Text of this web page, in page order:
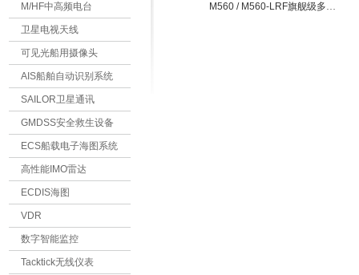
M/HF中高频电台
卫星电视天线
可见光船用摄像头
AIS船舶自动识别系统
SAILOR卫星通讯
GMDSS安全救生设备
ECS船载电子海图系统
高性能IMO雷达
ECDIS海图
VDR
数字智能监控
Tacktick无线仪表
M560 / M560-LRF旗舰级多光谱船载摄像系统